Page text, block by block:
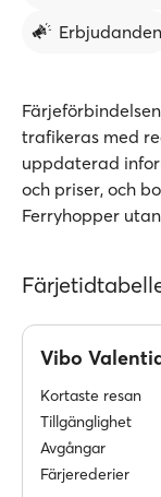
Erbjudanden
trafikeras med
uppdaterad
och priser, och
Ferryhopper
Vibo
Kortaste resan
Tillgänglighet
Avgångar
Färjerederier